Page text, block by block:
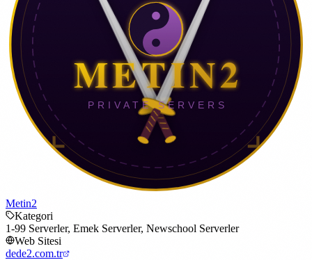
Metin2
Kategori
1-99 Serverler, Emek Serverler, Newschool Serverler
Web Sitesi
dede2.com.tr